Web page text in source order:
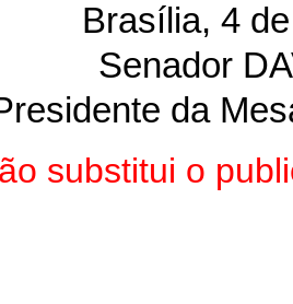
Brasília, 4
Senador
da
substitui o